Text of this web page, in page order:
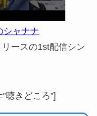
シャナナ
ースの1st配信シン
聴きどころ”]